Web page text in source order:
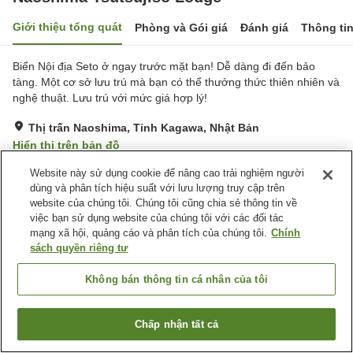
Giới thiệu tổng quát Phòng và Gói giá Đánh giá Thông
Biển Nội địa Seto ở ngay trước mặt bạn! Dễ dàng đi đến bảo
tàng. Một cơ sở lưu trú mà bạn có thể thưởng thức thiên nhiên và
nghệ thuật. Lưu trú với mức giá hợp lý!
Thị trấn Naoshima, Tỉnh Kagawa, Nhật Bản
Hiển thị trên bản đồ
Tuyệt vời Đánh giá:66lượt
Tiện nghi chỗ nghỉ
Bãi đỗ xe
Cafe
Máy bán hàng tự động
Trang chủ Nhật Bản Tỉnh Kagawa
Thị trấn Naoshima
Naoshima Tsutsujiso Lodge
Tìm phòng trống
Website này sử dụng cookie để nâng cao trải nghiệm người
dùng và phân tích hiệu suất với lưu lượng truy cập trên
website của chúng tôi. Chúng tôi cũng chia sẻ thông tin về
việc bạn sử dụng website của chúng tôi với các đối tác
mạng xã hội, quảng cáo và phân tích của chúng tôi. Chính
sách quyền riêng tư
Không bán thông tin cá nhân của tôi
Chấp nhận tất cả